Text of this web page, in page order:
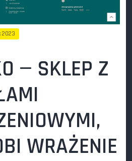
2023
— SKLEP Z
WRAŻENIE